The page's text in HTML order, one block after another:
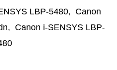
LBP-5480, Canon
Canon i-SENSYS LBP-